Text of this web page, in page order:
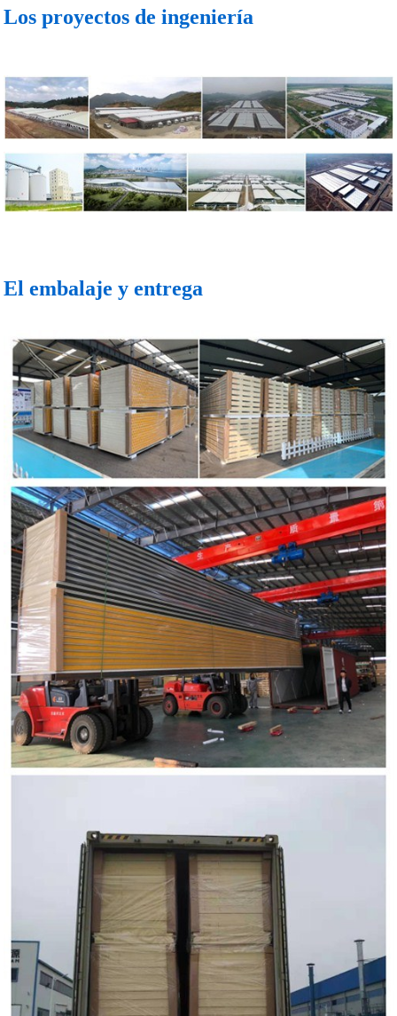
Los proyectos de ingeniería
El embalaje y entrega